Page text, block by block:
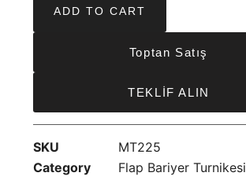
ADD TO CART
Toptan Satış
TEKLİF ALIN
SKU
MT225
Category
Flap Bariyer Turnikesi